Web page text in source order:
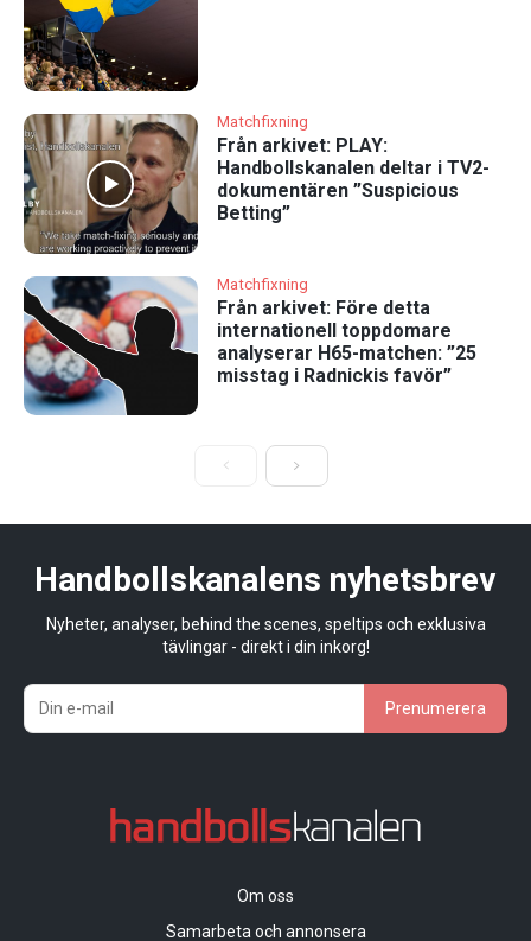
Matchfixning
Från arkivet: PLAY:
Handbollskanalen deltar i TV2-
dokumentären ”Suspicious
Betting”
Matchfixning
Från arkivet: Före detta
internationell toppdomare
analyserar H65-matchen: ”25
misstag i Radnickis favör”
Handbollskanalens nyhetsbrev
Nyheter, analyser, behind the scenes, speltips och exklusiva
tävlingar - direkt i din inkorg!
Prenumerera
Om oss
Samarbeta och annonsera